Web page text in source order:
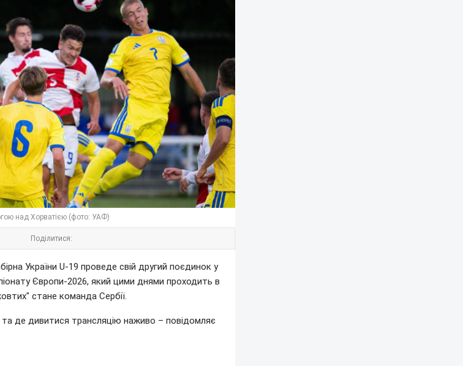
над Хорватією (фото: УАФ)
Поділитися:
України U-19 проведе свій другий поєдинок у
Європи-2026, який цими днями проходить в
стане команда Сербії.
де дивитися трансляцію наживо – повідомляє